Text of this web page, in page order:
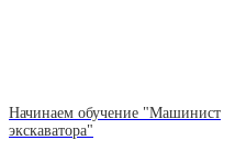
Начинаем обучение "Машинист
экскаватора"